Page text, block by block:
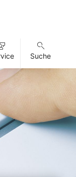
Suche